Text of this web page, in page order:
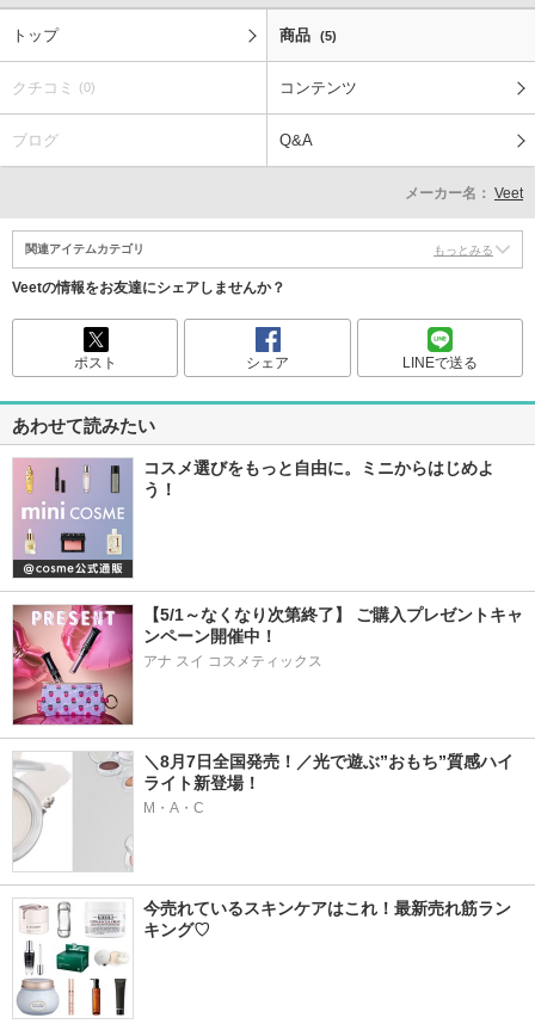
トップ 商品 (5)
クチコミ (0) コンテンツ
ブログ Q&A
メーカー名： Veet
関連アイテムカテゴリ もっとみる
Veetの情報をお友達にシェアしませんか？
ポスト シェア LINEで送る
あわせて読みたい
コスメ選びをもっと自由に。ミニからはじめよ
う！
【5/1～なくなり次第終了】 ご購入プレゼントキャ
ンペーン開催中！
アナ スイ コスメティックス
＼8月7日全国発売！／光で遊ぶ”おもち”質感ハイ
ライト新登場！
M・A・C
今売れているスキンケアはこれ！最新売れ筋ラン
キング♡